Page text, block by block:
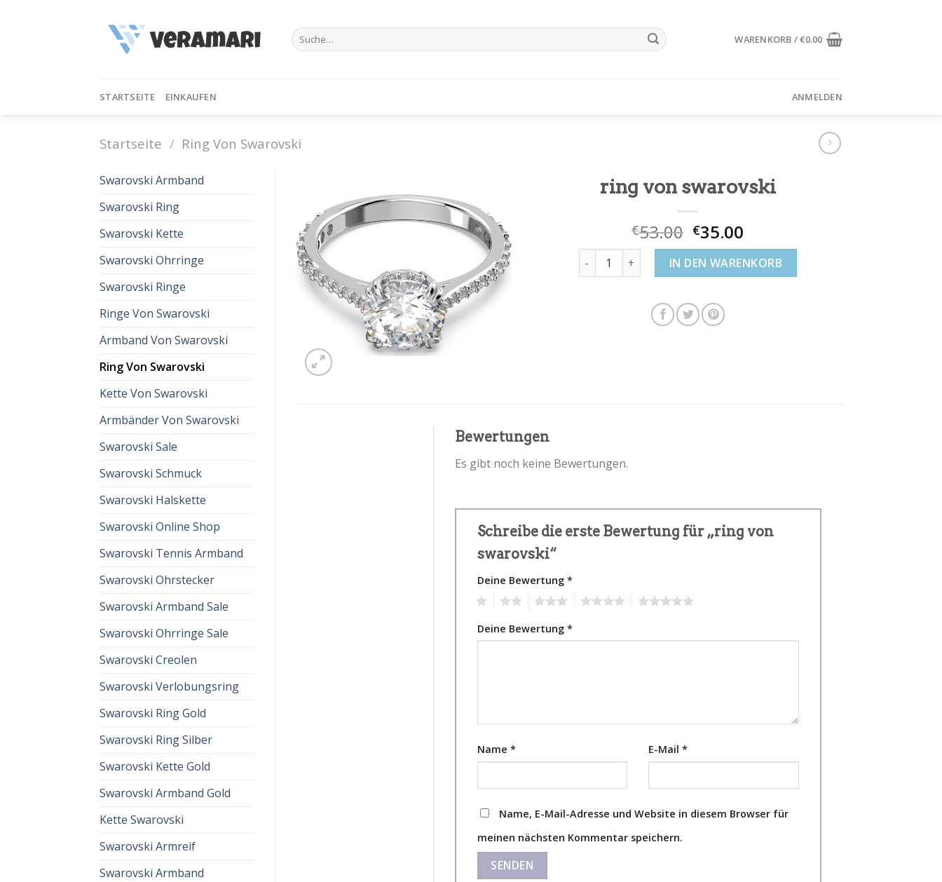
Suche
nach:
WARENKORB /€0.00
STARTSEITE EINKAUFEN ANMELDEN
Startseite / Ring Von Swarovski
Swarovski Armband
Swarovski Ring
Swarovski Kette
Swarovski Ohrringe
Swarovski Ringe
Ringe Von Swarovski
Armband Von Swarovski
Ring Von Swarovski
Kette Von Swarovski
Armbänder Von Swarovski
Swarovski Sale
Swarovski Schmuck
Swarovski Halskette
Swarovski Online Shop
Swarovski Tennis Armband
Swarovski Ohrstecker
Swarovski Armband Sale
Swarovski Ohrringe Sale
Swarovski Creolen
Swarovski Verlobungsring
Swarovski Ring Gold
Swarovski Ring Silber
Swarovski Kette Gold
Swarovski Armband Gold
Kette Swarovski
Swarovski Armreif
Swarovski Armband
ring von swarovski
€53.00 €35.00
ring von swarovski MengeIN DEN WARENKORB
Bewertungen
Es gibt noch keine Bewertungen.
Schreibe die erste Bewertung für „ring von
swarovski“
Deine Bewertung *
Deine Bewertung *
Name * E-Mail*
Name, E-Mail-Adresse und Website in diesem Browser für
meinen nächsten Kommentar speichern.